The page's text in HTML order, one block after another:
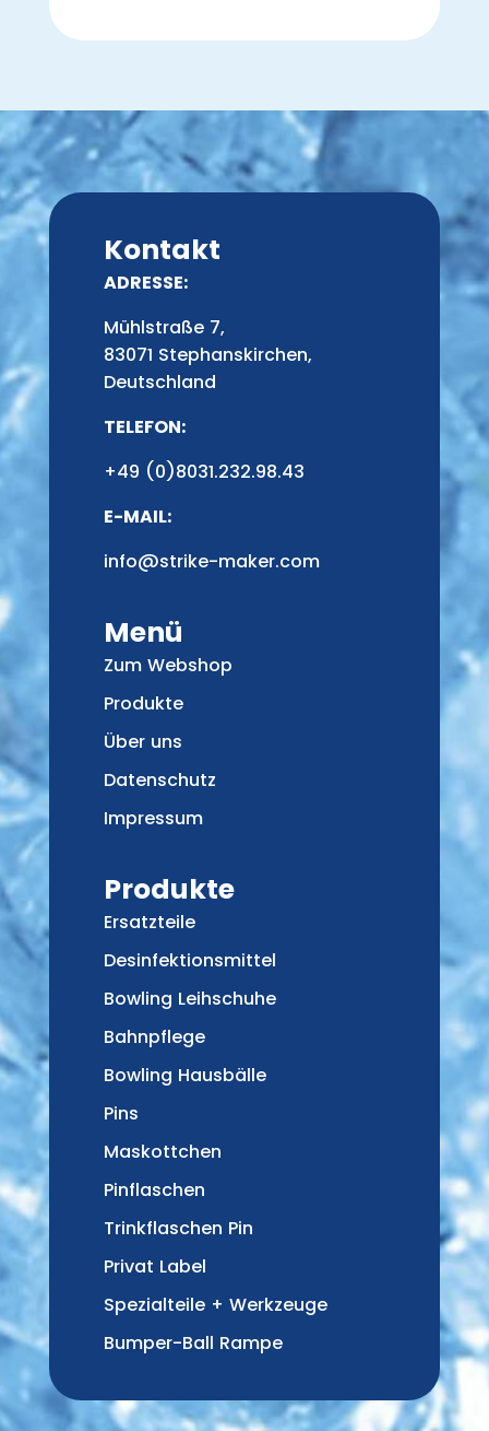
Kontakt
ADRESSE:
Mühlstraße 7,
83071 Stephanskirchen,
Deutschland
TELEFON:
+49 (0)8031.232.98.43
E-MAIL:
info@strike-maker.com
Menü
Zum Webshop
Produkte
Über uns
Datenschutz
Impressum
Produkte
Ersatzteile
Desinfektionsmittel
Bowling Leihschuhe
Bahnpflege
Bowling Hausbälle
Pins
Maskottchen
Pinflaschen
Trinkflaschen Pin
Privat Label
Spezialteile + Werkzeuge
Bumper-Ball Rampe